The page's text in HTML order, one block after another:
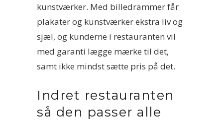
kunstværker. Med billedrammer får
plakater og kunstværker ekstra liv og
sjæl, og kunderne i restauranten vil
med garanti lægge mærke til det,
samt ikke mindst sætte pris på det.
Indret restauranten
så den passer alle